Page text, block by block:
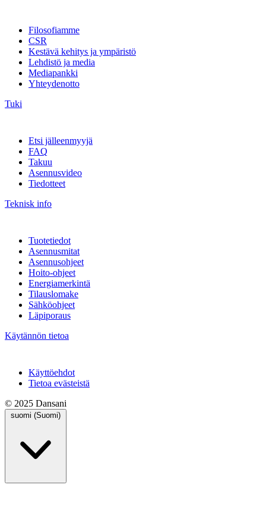
Filosofiamme
CSR
Kestävä kehitys ja ympäristö
Lehdistö ja media
Mediapankki
Yhteydenotto
Tuki
Etsi jälleenmyyjä
FAQ
Takuu
Asennusvideo
Tiedotteet
Teknisk info
Tuotetiedot
Asennusmitat
Asennusohjeet
Hoito-ohjeet
Energiamerkintä
Tilauslomake
Sähköohjeet
Läpiporaus
Käytännön tietoa
Käyttöehdot
Tietoa evästeistä
© 2025 Dansani
suomi (Suomi)